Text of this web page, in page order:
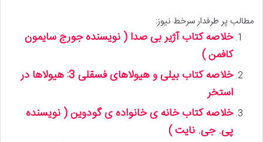
مطالب پر طرفدار سرخط نیوز:
خلاصه کتاب آژیر بی صدا ( نویسنده جورج سایمون
کافمن )
خلاصه کتاب بیلی و هیولاهای فسقلی 3: هیولاها در
استخر
خلاصه کتاب خانه ی خانواده ی گودوین ( نویسنده
پی. جی. نایت )